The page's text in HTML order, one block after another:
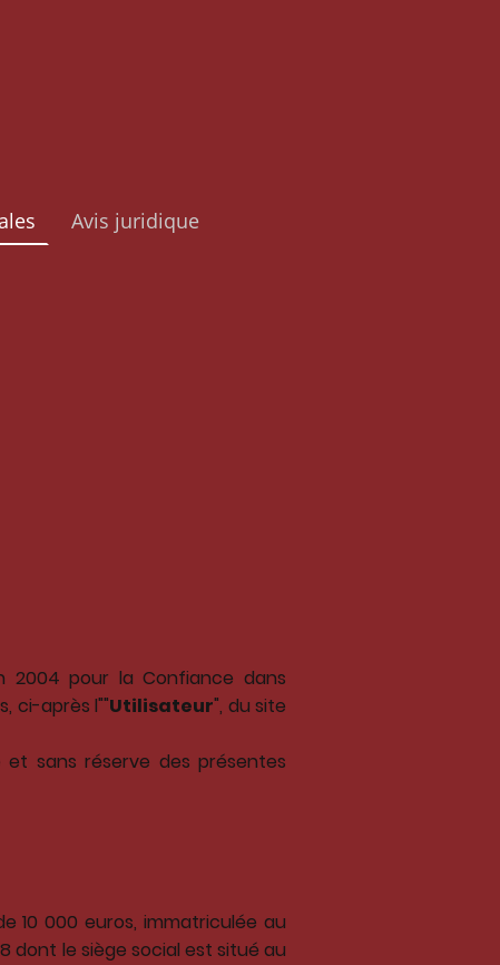
Avis juridique
2004 pour la Confiance dans
ci-après l""Utilisateur", du site
sans réserve des présentes
10 000 euros, immatriculée au
dont le siège social est situé au